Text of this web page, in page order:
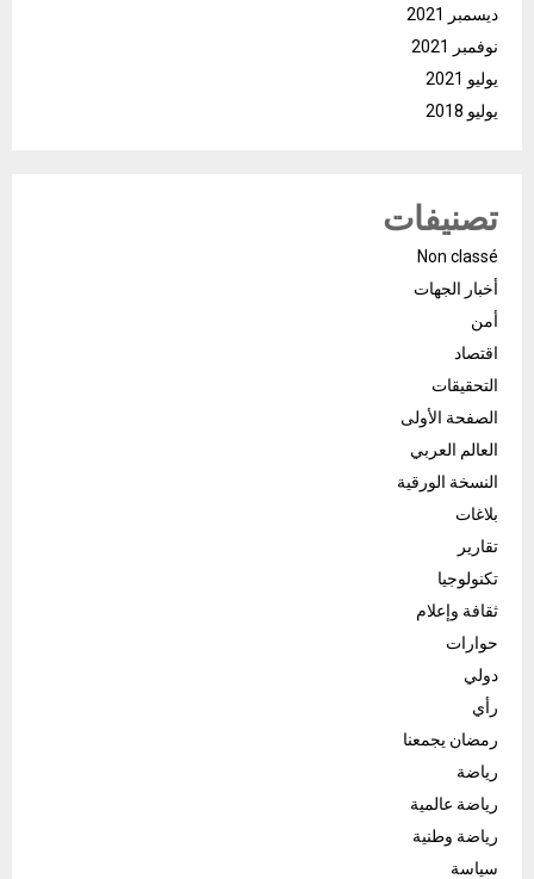
ديسمبر 2021
نوفمبر 2021
يوليو 2021
يوليو 2018
تصنيفات
Non classé
أخبار الجهات
أمن
اقتصاد
التحقيقات
الصفحة الأولى
العالم العربي
النسخة الورقية
بلاغات
تقارير
تكنولوجيا
ثقافة وإعلام
حوارات
دولي
رأي
رمضان يجمعنا
رياضة
رياضة عالمية
رياضة وطنية
سياسة